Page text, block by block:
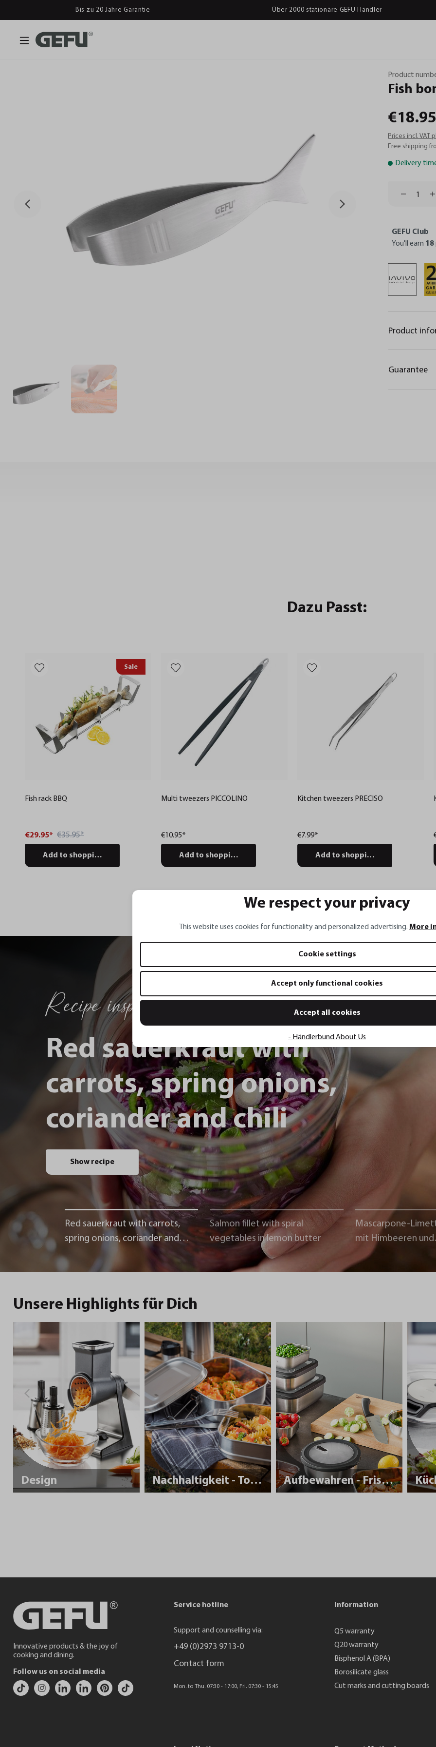
Bis zu 20 Jahre Garantie Über 2000 stationäre GEFU Händler
Product
Fish
Prices incl. VAT
Free shipping
Delivery
GEFU Club
You'll earn 18
Product
Guarantee
Dazu Passt:
Sale
Fish rack BBQ
€29.95* €35.95*
Add to shopping cart
Multi tweezers PICCOLINO
€10.95*
Add to shopping cart
Kitchen tweezers PRECISO
€7.99*
Add to shopping cart
Recipe inspirations
Red sauerkraut with
carrots, spring onions,
coriander and chili
Show recipe
Red sauerkraut with carrots,
spring onions, coriander and
Salmon fillet with spiral
vegetables in lemon butter
Mascarpone-
mit Himbeeren und
Schokoladencrumble
Unsere Highlights für Dich
Design Nachhaltigkeit - To Go Aufbewahren - Frisch halten
Innovative products & the joy of
cooking and dining.
Follow us on social media
Service hotline
Support and counselling via:
+49 (0)2973 9713-0
Contact form
Mon. to Thu. 07:30 - 17:00, Fri. 07:30 - 15:45
Information
Q5 warranty
Q20 warranty
Bisphenol A (BPA)
Borosilicate glass
Cut marks and cutting boards
We respect your privacy
This website uses cookies for functionality and personalized advertising. More
Cookie settings
Accept only functional cookies
Accept all cookies
- Händlerbund About Us
GEFU Newsletter
Jetzt 10% Rabatt
sichern!
Ich habe die Datenschutzbestimmungen zur
Kenntnis genommen und die AGB gelesen und
bin mit ihnen einverstanden.
Datenschutz| AGB